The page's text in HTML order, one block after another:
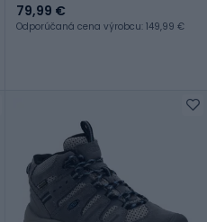
79,99 €
Odporúčaná cena výrobcu: 149,99 €